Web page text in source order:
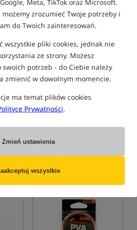
Meta, TikTok oraz Microsoft.
zrozumieć Twoje potrzeby i
do Twoich zainteresowań.
wszystkie pliki cookies, jednak nie
ze strony. Możesz
swoich potrzeb - do Ciebie należy
zmienić w dowolnym momencie.
ma temat plików cookies
Prywatności.
Zmień ustawienia
wszystkie
5,0 Bestseller! 5,0
System Fast Melt
Min. cena z 30 dni przed